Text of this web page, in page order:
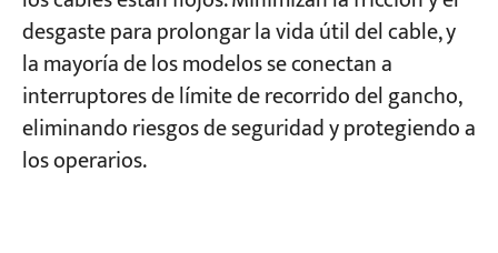
desgaste para prolongar la vida útil del cable, y
la mayoría de los modelos se conectan a
interruptores de límite de recorrido del gancho,
eliminando riesgos de seguridad y protegiendo a
los operarios.